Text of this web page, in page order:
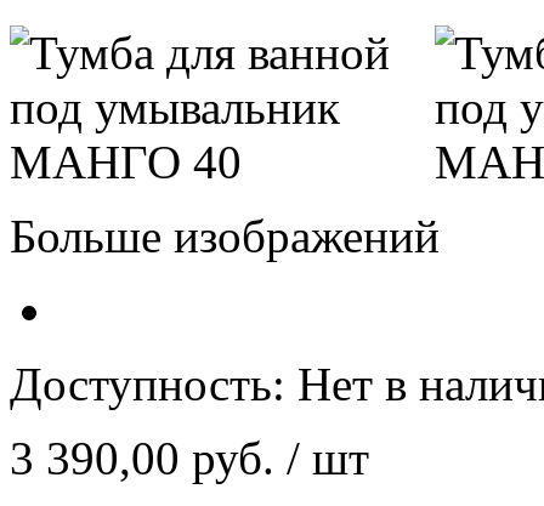
Больше изображений
Доступность: Нет в
3 390,00 руб. / шт